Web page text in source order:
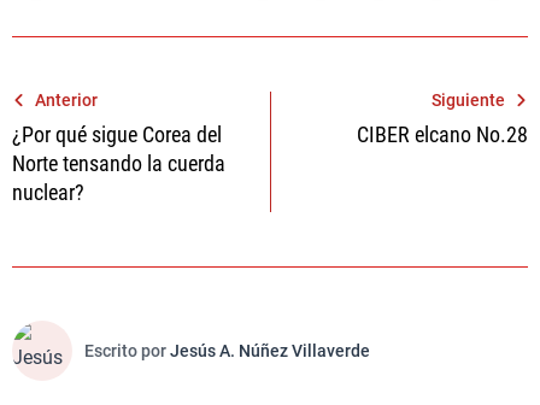
Navegación
de
entradas
Anterior
¿Por qué sigue Corea del
Norte tensando la cuerda
nuclear?
Siguiente
CIBER elcano No.28
Escrito porJesús A. Núñez Villaverde